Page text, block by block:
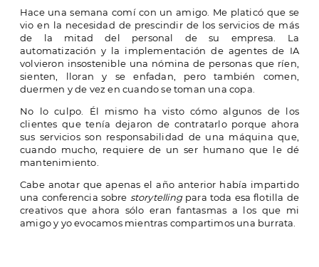
Hace una semana comí con un amigo. Me platicó que se
vio en la necesidad de prescindir de los servicios de más
de la mitad del personal de su empresa. La
automatización y la implementación de agentes de IA
volvieron insostenible una nómina de personas que ríen,
sienten, lloran y se enfadan, pero también comen,
duermen y de vez en cuando se toman una copa.
No lo culpo. Él mismo ha visto cómo algunos de los
clientes que tenía dejaron de contratarlo porque ahora
sus servicios son responsabilidad de una máquina que,
cuando mucho, requiere de un ser humano que le dé
mantenimiento.
Cabe anotar que apenas el año anterior había impartido
una conferencia sobre storytellingpara toda esa flotilla de
creativos que ahora sólo eran fantasmas a los que mi
amigo y yo evocamos mientras compartimos una burrata.